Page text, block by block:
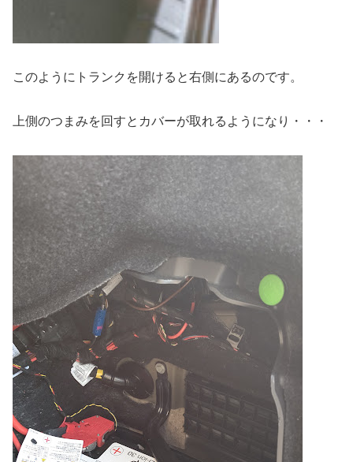
このようにトランクを開けると右側にあるのです。
上側のつまみを回すとカバーが取れるようになり・・・